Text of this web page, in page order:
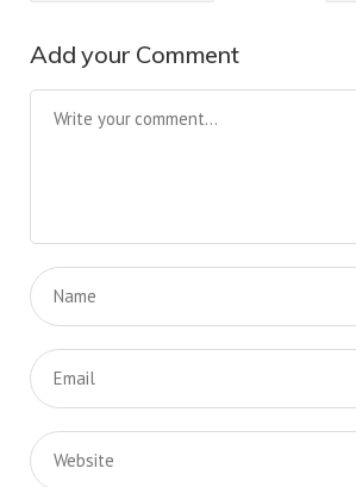
Add your Comment